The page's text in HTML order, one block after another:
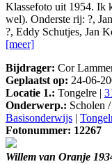
Klassefoto uit 1954. Ik
wel). Onderste rij: ?,
?, Eddy Schutjes, Jan
[meer]
Bijdrager: Cor
Geplaatst op: 24-06-
Locatie 1.: Tongelre |
Onderwerp.: Scholen
Basisonderwijs |
Fotonummer: 12267
Willem van Oranje